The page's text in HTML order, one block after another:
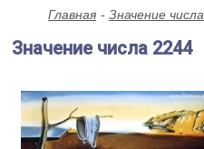
Главная Значение числа
Значение числа 2244